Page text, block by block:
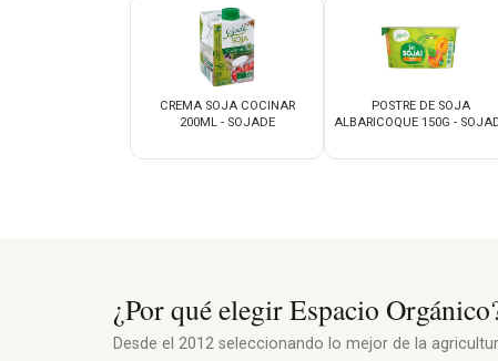
CREMA SOJA COCINAR
200ML - SOJADE
POSTRE DE SOJA
ALBARICOQUE 150G -
¿Por qué elegir Espacio
Desde el 2012 seleccionando lo mejor de la